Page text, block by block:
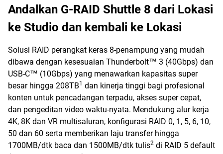
Andalkan G-RAID Shuttle 8 dari Lokasi
ke Studio dan kembali ke Lokasi
Solusi RAID perangkat keras 8-penampung yang mudah
dibawa dengan kesesuaian Thunderbolt™ 3 (40Gbps) dan
USB-C™ (10Gbps) yang menawarkan kapasitas super
besar hingga 208TB1 dan kinerja tinggi bagi profesional
konten untuk pencadangan terpadu, akses super cepat,
dan pengeditan video waktu-nyata. Mendukung alur kerja
4K, 8K dan VR multisaluran, konfigurasi RAID 0, 1, 5, 6, 10,
50 dan 60 serta memberikan laju transfer hingga
1700MB/dtk baca dan 1500MB/dtk tulis2 di RAID 5 default